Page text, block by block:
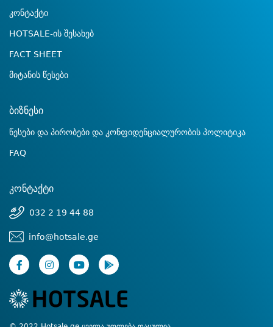
კონტაქტი
HOTSALE-ის შესახებ
FACT SHEET
მიტანის წესები
ბიზნესი
წესები და პირობები და კონფიდენციალურობის პოლიტიკა
FAQ
კონტაქტი
032 2 19 44 88
info@hotsale.ge